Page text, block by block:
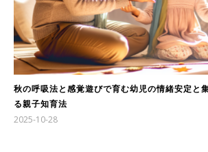
秋の呼吸法と感覚遊びで育む幼児の情緒安定と
る親子知育法
2025-10-28